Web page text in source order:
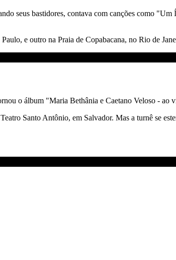
seus bastidores, contava com canções como
e outro na Praia de Copabacana, no Rio de
o álbum "Maria Bethânia e Caetano Veloso - ao
Santo Antônio, em Salvador. Mas a turnê se